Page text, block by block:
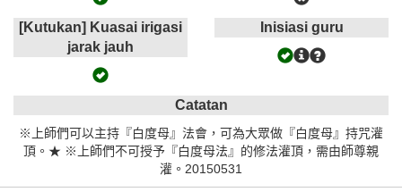
[Kutukan] Kuasai irigasi
jarak jauh
Inisiasi guru
Catatan
※上師們可以主持『白度母』法會，可為大眾做『白度母』持咒灌
頂。★ ※上師們不可授予『白度母法』的修法灌頂，需由師尊親
灌。20150531